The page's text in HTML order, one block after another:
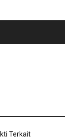
Terkait